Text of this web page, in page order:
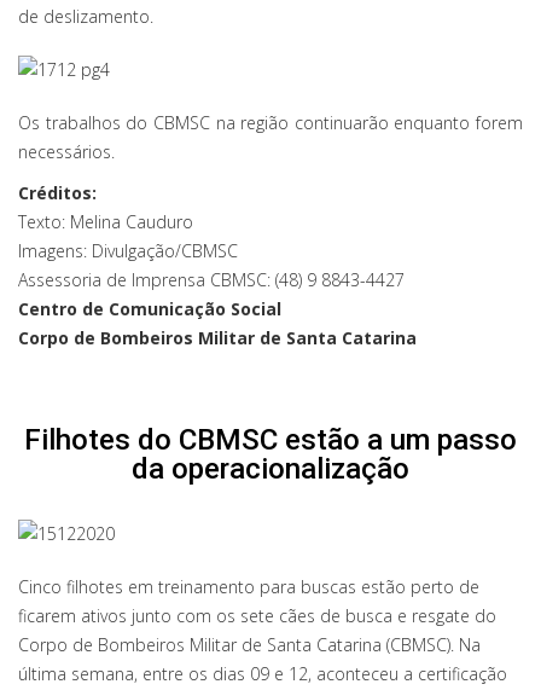
de deslizamento.
Os trabalhos do CBMSC na região continuarão enquanto forem
necessários.
Créditos:
Texto: Melina Cauduro
Imagens: Divulgação/CBMSC
Assessoria de Imprensa CBMSC: (48) 9 8843-4427
Centro de Comunicação Social
Corpo de Bombeiros Militar de Santa Catarina
Filhotes do CBMSC estão a um passo
da operacionalização
Cinco filhotes em treinamento para buscas estão perto de
ficarem ativos junto com os sete cães de busca e resgate do
Corpo de Bombeiros Militar de Santa Catarina (CBMSC). Na
última semana, entre os dias 09 e 12, aconteceu a certificação